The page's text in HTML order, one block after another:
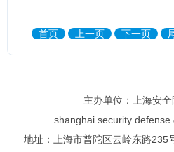
首页 上一页 下一页
主办单位：上海安
shanghai security defense
地址：上海市普陀区云岭东路